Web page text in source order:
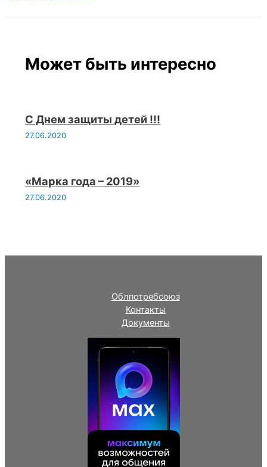
Может быть интересно
С Днем защиты детей !!!
27.06.2020
«Марка года – 2019»
27.06.2020
Облпотребсоюз
Контакты
Документы